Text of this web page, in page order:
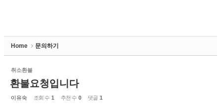
Home 문의하기
취소환불
환불요청입니다
이유숙 조회 수 1 추천 수 0 댓글 1